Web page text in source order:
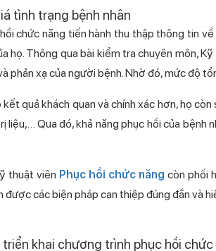
tình trạng bệnh nhân
chức năng tiến hành thu thập thông tin
họ. Thông qua bài kiểm tra chuyên môn,
phản xạ của người bệnh. Nhờ đó, mức độ
kết quả khách quan và chính xác hơn, họ
liệu,… Qua đó, khả năng phục hồi của bệnh
thuật viên Phục hồi chức năng còn phối
được các biện pháp can thiệp đúng đắn và
triển khai chương trình phục hồi chức